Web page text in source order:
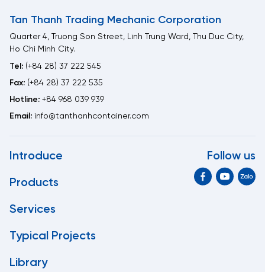
Tan Thanh Trading Mechanic Corporation
Quarter 4, Truong Son Street, Linh Trung Ward, Thu Duc City,
Ho Chi Minh City.
Tel: (+84 28) 37 222 545
Fax: (+84 28) 37 222 535
Hotline: +84 968 039 939
Email: info@tanthanhcontainer.com
Introduce
Products
Services
Typical Projects
Library
Follow us